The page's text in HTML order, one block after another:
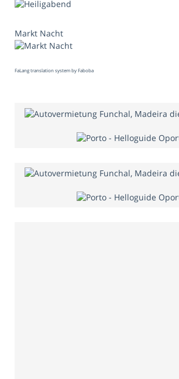
Markt Nacht
FaLang translation system by Faboba